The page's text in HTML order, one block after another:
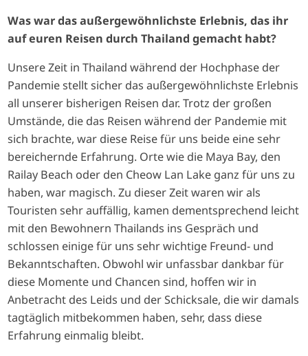
Was war das außergewöhnlichste Erlebnis, das ihr
auf euren Reisen durch Thailand gemacht habt?
Unsere Zeit in Thailand während der Hochphase der
Pandemie stellt sicher das außergewöhnlichste Erlebnis
all unserer bisherigen Reisen dar. Trotz der großen
Umstände, die das Reisen während der Pandemie mit
sich brachte, war diese Reise für uns beide eine sehr
bereichernde Erfahrung. Orte wie die Maya Bay, den
Railay Beach oder den Cheow Lan Lake ganz für uns zu
haben, war magisch. Zu dieser Zeit waren wir als
Touristen sehr auffällig, kamen dementsprechend leicht
mit den Bewohnern Thailands ins Gespräch und
schlossen einige für uns sehr wichtige Freund- und
Bekanntschaften. Obwohl wir unfassbar dankbar für
diese Momente und Chancen sind, hoffen wir in
Anbetracht des Leids und der Schicksale, die wir damals
tagtäglich mitbekommen haben, sehr, dass diese
Erfahrung einmalig bleibt.